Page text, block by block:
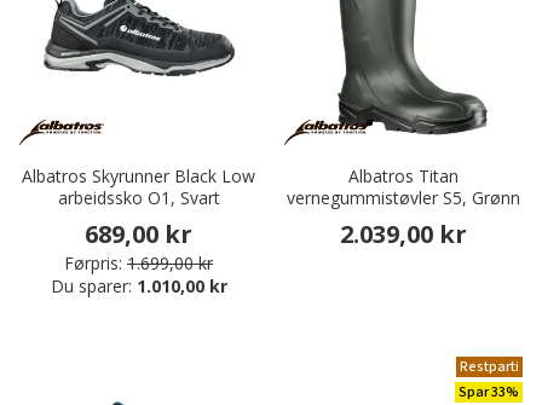
Albatros Skyrunner Black Low
arbeidssko O1, Svart
689,00 kr
Førpris: 1.699,00 kr
Du sparer: 1.010,00 kr
Albatros Titan
vernegummistøvler S5, Grønn
2.039,00 kr
Restparti
Spar 33%